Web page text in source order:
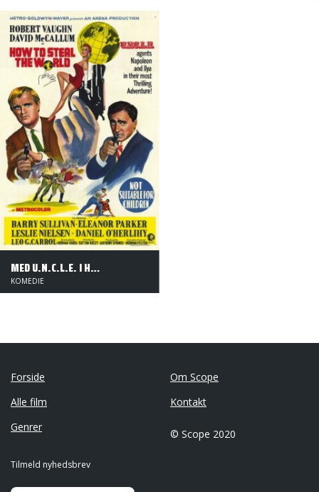
MED U.N.C.L.E. I HÆLENE
KOMEDIE
Forside
Alle film
Genrer
Om Scope
Kontakt
© Scope 2020
Tilmeld nyhedsbrev